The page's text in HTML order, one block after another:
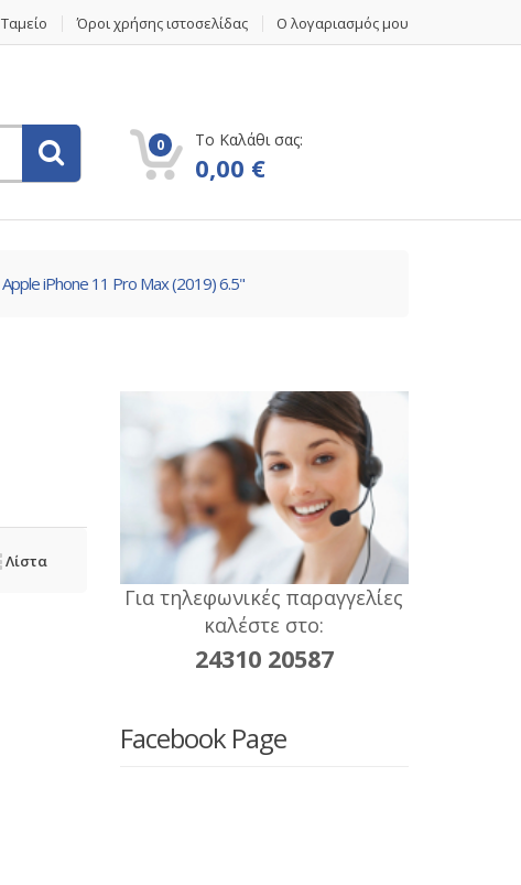
Ταμείο Όροι χρήσης ιστοσελίδας Ο λογαριασμός μου
0 Το Καλάθι σας:
0,00 €
Apple iPhone 11 Pro Max (2019) 6.5"
Λίστα
Για τηλεφωνικές παραγγελίες
καλέστε στο:
24310 20587
Facebook Page